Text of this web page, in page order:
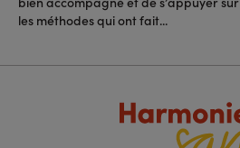
les méthodes qui ont fait...